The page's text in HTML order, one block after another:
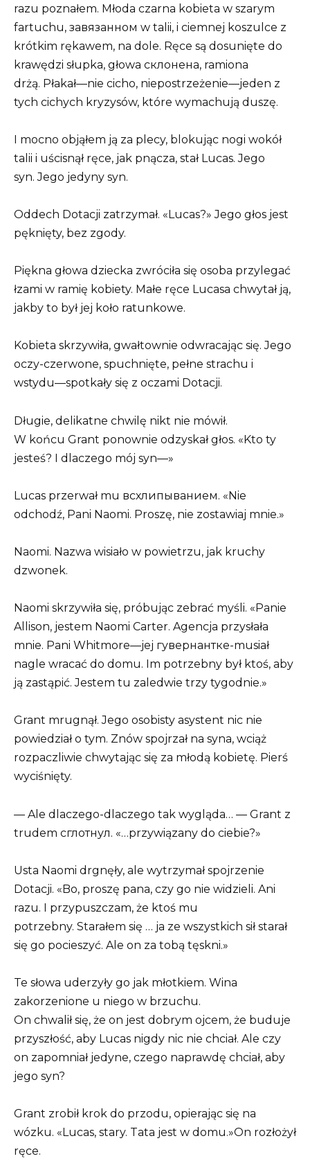
razu poznałem. Młoda czarna kobieta w szarym
fartuchu, завязанном w talii, i ciemnej koszulce z
krótkim rękawem, na dole. Ręce są dosunięte do
krawędzi słupka, głowa склонена, ramiona
drżą. Płakał—nie cicho, niepostrzeżenie—jeden z
tych cichych kryzysów, które wymachują duszę.
I mocno objąłem ją za plecy, blokując nogi wokół
talii i uścisnął ręce, jak pnącza, stał Lucas. Jego
syn. Jego jedyny syn.
Oddech Dotacji zatrzymał. «Lucas?» Jego głos jest
pęknięty, bez zgody.
Piękna głowa dziecka zwróciła się osoba przylegać
łzami w ramię kobiety. Małe ręce Lucasa chwytał ją,
jakby to był jej koło ratunkowe.
Kobieta skrzywiła, gwałtownie odwracając się. Jego
oczy-czerwone, spuchnięte, pełne strachu i
wstydu—spotkały się z oczami Dotacji.
Długie, delikatne chwilę nikt nie mówił.
W końcu Grant ponownie odzyskał głos. «Kto ty
jesteś? I dlaczego mój syn—»
Lucas przerwał mu всхлипыванием. «Nie
odchodź, Pani Naomi. Proszę, nie zostawiaj mnie.»
Naomi. Nazwa wisiało w powietrzu, jak kruchy
dzwonek.
Naomi skrzywiła się, próbując zebrać myśli. «Panie
Allison, jestem Naomi Carter. Agencja przysłała
mnie. Pani Whitmore—jej гувернантке-musiał
nagle wracać do domu. Im potrzebny był ktoś, aby
ją zastąpić. Jestem tu zaledwie trzy tygodnie.»
Grant mrugnął. Jego osobisty asystent nic nie
powiedział o tym. Znów spojrzał na syna, wciąż
rozpaczliwie chwytając się za młodą kobietę. Pierś
wyciśnięty.
— Ale dlaczego-dlaczego tak wygląda… — Grant z
trudem сглотнул. «…przywiązany do ciebie?»
Usta Naomi drgnęły, ale wytrzymał spojrzenie
Dotacji. «Bo, proszę pana, czy go nie widzieli. Ani
razu. I przypuszczam, że ktoś mu
potrzebny. Starałem się … ja ze wszystkich sił starał
się go pocieszyć. Ale on za tobą tęskni.»
Te słowa uderzyły go jak młotkiem. Wina
zakorzenione u niego w brzuchu.
On chwalił się, że on jest dobrym ojcem, że buduje
przyszłość, aby Lucas nigdy nic nie chciał. Ale czy
on zapomniał jedyne, czego naprawdę chciał, aby
jego syn?
Grant zrobił krok do przodu, opierając się na
wózku. «Lucas, stary. Tata jest w domu.»On rozłożył
ręce.